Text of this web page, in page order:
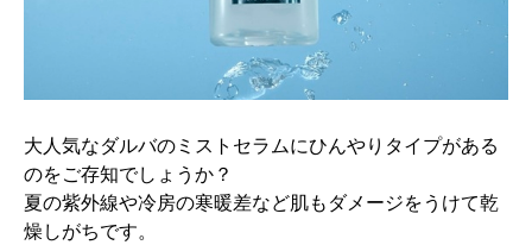
大人気なダルバのミストセラムにひんやりタイプがある
のをご存知でしょうか？
夏の紫外線や冷房の寒暖差など肌もダメージをうけて乾
燥しがちです。